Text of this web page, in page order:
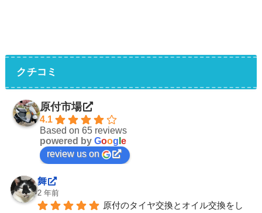
クチコミ
原付市場
4.1
Based on 65 reviews
powered by Goog e
review us on
舞
2 年前
原付のタイヤ交換とオイル交換をし